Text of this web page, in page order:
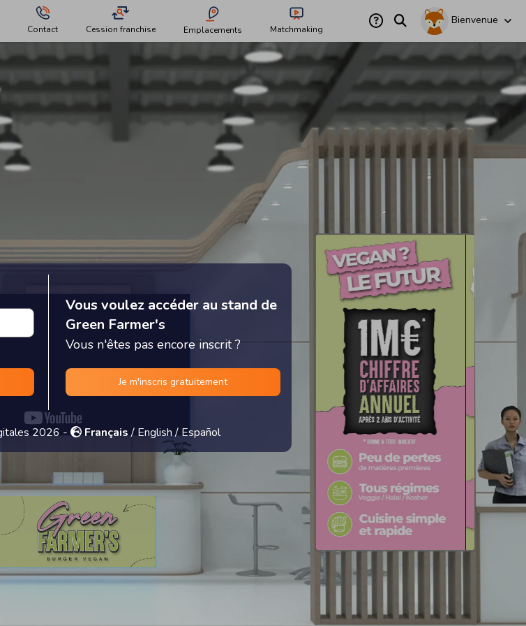
Contact Cession franchise Emplacements Matchmaking
Bienvenue
Vous voulez accéder au stand de
Green Farmer's
Vous n'êtes pas encore inscrit ?
Je m'inscris gratuitement
2026 - Français / English/Español